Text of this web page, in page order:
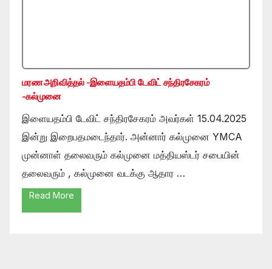
மரண அறிவித்தல் -இளையதம்பி டேவிட் சந்திரசேகரம்
-கல்முனை
இளையதம்பி டேவிட் சந்திரசேகரம் அவர்கள் 15.04.2025
இன்று இறைபதமடைந்தார். அன்னார் கல்முனை YMCA
முன்னாள் தலைவரும் கல்முனை மத்தியஸ்டர் சபையின்
தலைவரும் , கல்முனை வடக்கு ஆதார …
Read More